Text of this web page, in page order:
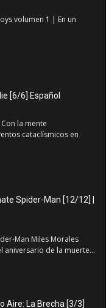
volumen 1 | En un
[6/6] Español
la mente
cataclísmicos en
Spider-Man [12/12] |
Man Miles Morales
aniversario de la muerte...
Aire: La Brecha [3/3]